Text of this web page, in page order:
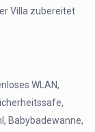
Villa zubereitet
WLAN,
Babybadewanne,